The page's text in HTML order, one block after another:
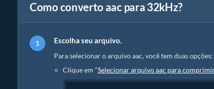
Como converto aac para 32kHz?
Escolha seu arquivo.
Para selecionar o arquivo aac, você tem duas opções:
Clique em "Selecionar arquivo aac para